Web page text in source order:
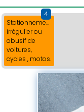
Stationnement
irrégulier ou
abusif de
voitures,
cycles , motos.
4